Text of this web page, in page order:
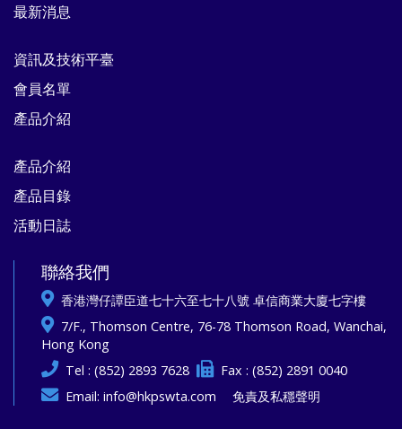
最新消息
資訊及技術平臺
會員名單
產品介紹
產品介紹
產品目錄
活動日誌
聯絡我們
香港灣仔譚臣道七十六至七十八號 卓信商業大廈七字樓
7/F., Thomson Centre, 76-78 Thomson Road, Wanchai,
Hong Kong
Tel : (852) 2893 7628
Fax : (852) 2891 0040
Email: info@hkpswta.com 免責及私穩聲明